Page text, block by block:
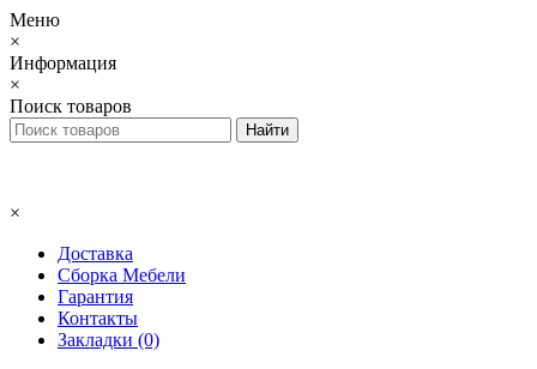
Меню
×
Информация
×
Поиск товаров
×
Доставка
Сборка Мебели
Гарантия
Контакты
Закладки (0)